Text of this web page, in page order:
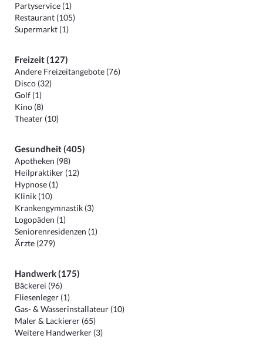
Partyservice (1)
Restaurant (105)
Supermarkt (1)
Freizeit (127)
Andere Freizeitangebote (76)
Disco (32)
Golf (1)
Kino (8)
Theater (10)
Gesundheit (405)
Apotheken (98)
Heilpraktiker (12)
Hypnose (1)
Klinik (10)
Krankengymnastik (3)
Logopäden (1)
Seniorenresidenzen (1)
Ärzte (279)
Handwerk (175)
Bäckerei (96)
Fliesenleger (1)
Gas- & Wasserinstallateur (10)
Maler & Lackierer (65)
Weitere Handwerker (3)